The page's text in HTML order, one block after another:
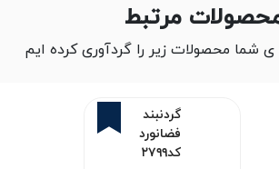
مرتبط
شما محصولات زیر را گردآوری کرده ایم
گردنبند
فضانورد
کد۲۷۹۹